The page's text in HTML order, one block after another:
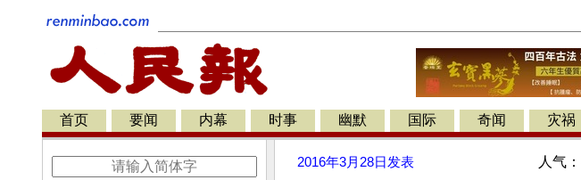
首页 要闻 内幕 时事 幽默 国际 奇闻 灾祸
2016年3月28日 发表 人气：